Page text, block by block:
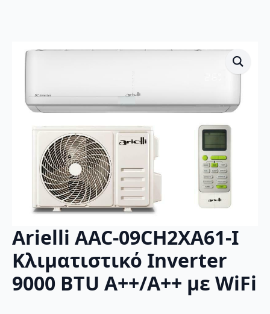
Arielli AAC-09CH2XA61-I
Κλιματιστικό Inverter
9000 BTU A++/A++ με WiFi